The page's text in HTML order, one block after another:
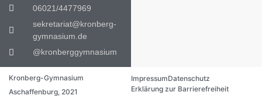
06021/4477969
sekretariat@kronberg-
gymnasium.de
@kronberggymnasium
Kronberg-Gymnasium
Aschaffenburg, 2021
ImpressumDatenschutz
Erklärung zur Barrierefreiheit